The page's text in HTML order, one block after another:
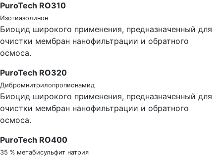
PuroTech RO310
Изотиазолинон
Биоцид широкого применения, предназначенный для
очистки мембран нанофильтрации и обратного
осмоса.
PuroTech RO320
Дибромнитрилопропионамид
Биоцид широкого применения, предназначенный для
очистки мембран нанофильтрации и обратного
осмоса.
PuroTech RO400
35 % метабисульфит натрия